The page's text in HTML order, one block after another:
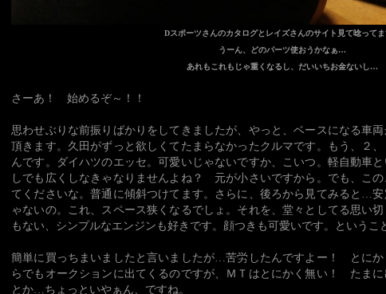
Dスポーツさんのカタログとレイズさんのサイト見て唸ってま
うーん、どのパーツ使おうかなぁ…
あれもこれもじゃ重くなるし、だいいちお金ないし…
さーあ！ 始めるぞ～！！
思わせぶりな前振りばかりをしてきましたが、やっと、ベースになる車
頂きます。久田がずっと欲しくてたまらなかったクルマです。もう、２
んです。ダイハツのエッセ。可愛いじゃないですか、こいつ。軽自動車
しでも広くしなきゃなりませんよね？ 元が小さいですから。でも、こ
てくださいな。普通に傾斜つけてます。さらに、後ろから見てみると…
ゃないの。これ、スペース狭くなるでしょ。それを、堂々としてる思い
もない、シンプルなエンジンも好きです。顔つきも可愛いです。というこ
簡単に買っちまいましたと言いましたが…苦労したんですよー！ とに
らでもオークションに出てくるのですが、ＭＴはとにかく無い！ たま
とか…ちょっといやぁん、ですね。